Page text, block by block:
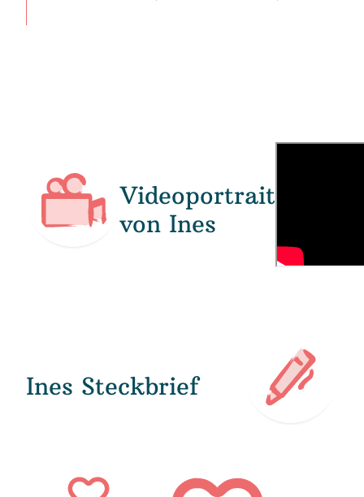
Videoportrait
von Ines
Ines Steckbrief